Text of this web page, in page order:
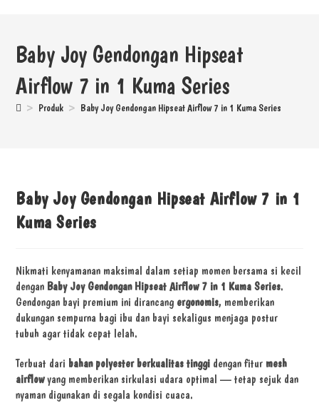
Baby Joy Gendongan Hipseat
Airflow 7 in 1 Kuma Series
> Produk > Baby Joy Gendongan Hipseat Airflow 7 in 1 Kuma Series
Baby Joy Gendongan Hipseat Airflow 7 in 1
Kuma Series
Nikmati kenyamanan maksimal dalam setiap momen bersama si kecil
dengan Baby Joy Gendongan Hipseat Airflow 7 in 1 Kuma Series.
Gendongan bayi premium ini dirancang ergonomis, memberikan
dukungan sempurna bagi ibu dan bayi sekaligus menjaga postur
tubuh agar tidak cepat lelah.
Terbuat dari bahan polyester berkualitas tinggi dengan fitur mesh
airflowyang memberikan sirkulasi udara optimal — tetap sejuk dan
nyaman digunakan di segala kondisi cuaca.